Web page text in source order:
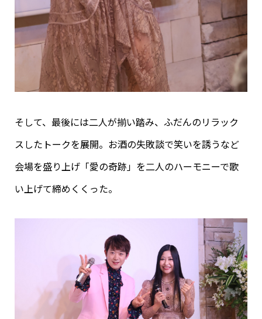
そして、最後には二人が揃い踏み、ふだんのリラック
スしたトークを展開。お酒の失敗談で笑いを誘うなど
会場を盛り上げ「愛の奇跡」を二人のハーモニーで歌
い上げて締めくくった。